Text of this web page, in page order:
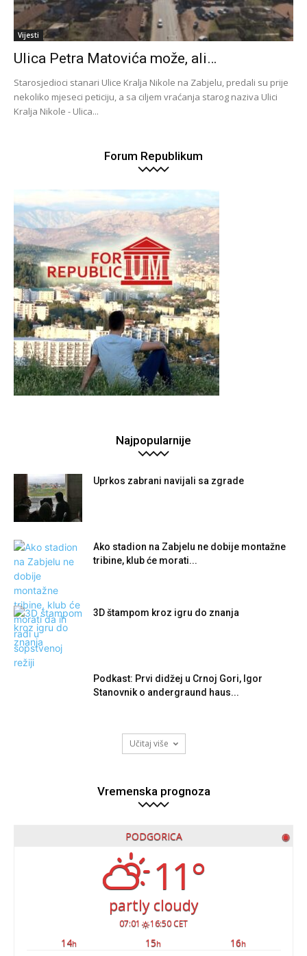
Vijesti
Ulica Petra Matovića može, ali…
Starosjedioci stanari Ulice Kralja Nikole na Zabjelu, predali su prije
nekoliko mjeseci peticiju, a sa ciljem vraćanja starog naziva Ulici
Kralja Nikole - Ulica...
Forum Republikum
Najpopularnije
Uprkos zabrani navijali sa zgrade
Ako stadion na Zabjelu ne dobije montažne
tribine, klub će morati...
3D štampom kroz igru do znanja
Podkast: Prvi didžej u Crnoj Gori, Igor
Stanovnik o andergraund haus...
Učitaj više
Vremenska prognoza
PODGORICA ◉
11°
partly cloudy
07:01 16:50 CET
14h 15h 16h